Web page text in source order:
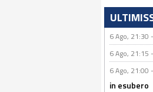
6 Ago, 21:30 -
6 Ago, 21:15 -
6 Ago, 21:00 -
in esubero